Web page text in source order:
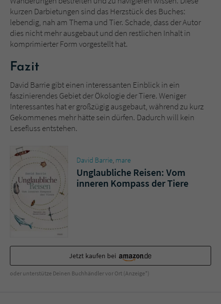
kurzen Darbietungen sind das Herzstück des Buches:
lebendig, nah am Thema und Tier. Schade, dass der Autor
dies nicht mehr ausgebaut und den restlichen Inhalt in
komprimierter Form vorgestellt hat.
Fazit
David Barrie gibt einen interessanten Einblick in ein
faszinierendes Gebiet der Ökologie der Tiere. Weniger
Interessantes hat er großzügig ausgebaut, während zu kurz
Gekommenes mehr hätte sein dürfen. Dadurch will kein
Lesefluss entstehen.
David Barrie, mare
Unglaubliche Reisen: Vom
inneren Kompass der Tiere
Jetzt kaufen bei
oder unterstütze Deinen Buchhändler vor Ort (Anzeige*)